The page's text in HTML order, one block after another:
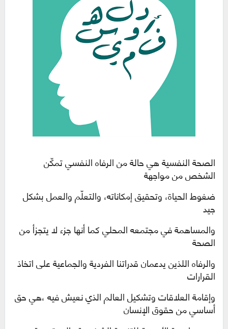
الصحة النفسية هي حالة من الرفاه النفسي تمكّن
الشخص من مواجهة
ضغوط الحياة، وتحقيق إمكاناته، والتعلّم والعمل بشكل
جيد
والمساهمة في مجتمعه المحلي كما أنها جزء لا يتجزأ من
الصحة
والرفاه اللذين يدعمان قدراتنا الفردية والجماعية على اتخاذ
القرارات
وإقامة العلاقات وتشكيل العالم الذي نعيش فيه ،هي حق
أساسي من حقوق الإنسان